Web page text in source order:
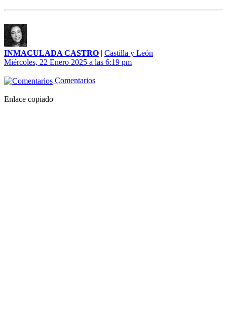
INMACULADA CASTRO | Castilla y León
Miércoles, 22 Enero 2025 a las 6:19 pm
Comentarios
Enlace copiado